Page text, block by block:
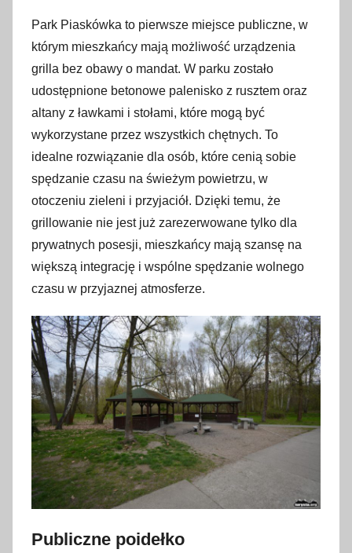
Park Piaskówka to pierwsze miejsce publiczne, w
którym mieszkańcy mają możliwość urządzenia
grilla bez obawy o mandat. W parku zostało
udostępnione betonowe palenisko z rusztem oraz
altany z ławkami i stołami, które mogą być
wykorzystane przez wszystkich chętnych. To
idealne rozwiązanie dla osób, które cenią sobie
spędzanie czasu na świeżym powietrzu, w
otoczeniu zieleni i przyjaciół. Dzięki temu, że
grillowanie nie jest już zarezerwowane tylko dla
prywatnych posesji, mieszkańcy mają szansę na
większą integrację i wspólne spędzanie wolnego
czasu w przyjaznej atmosferze.
Publiczne poidełko